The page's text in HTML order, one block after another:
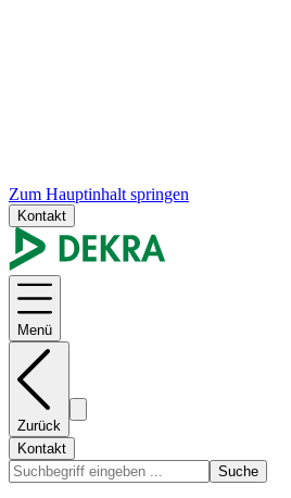
Zum Hauptinhalt springen
Kontakt
Menü
Zurück
Kontakt
Suche